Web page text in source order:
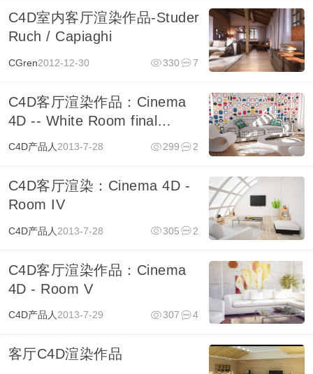
C4D室内客厅渲染作品-Studer
Ruch / Capiaghi
CGren2012-12-30 7
330
C4D客厅渲染作品：Cinema
4D -- White Room final
version
C4D产品人2013-7-28 2
299
C4D客厅渲染：Cinema 4D -
Room IV
C4D产品人 2013-7-28 2
305
C4D客厅渲染作品：Cinema
4D - Room V
C4D产品人 2013-7-29 4
307
客厅C4D渲染作品